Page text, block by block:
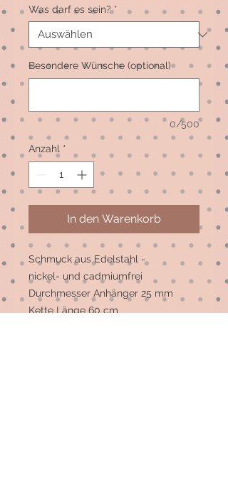
Was darf es sein? *
Besondere Wünsche (optional)
0/500
Anzahl *
In den Warenkorb
Schmuck aus Edelstahl -
nickel- und cadmiumfrei
Durchmesser Anhänger 25 mm
Kette Länge 60 cm